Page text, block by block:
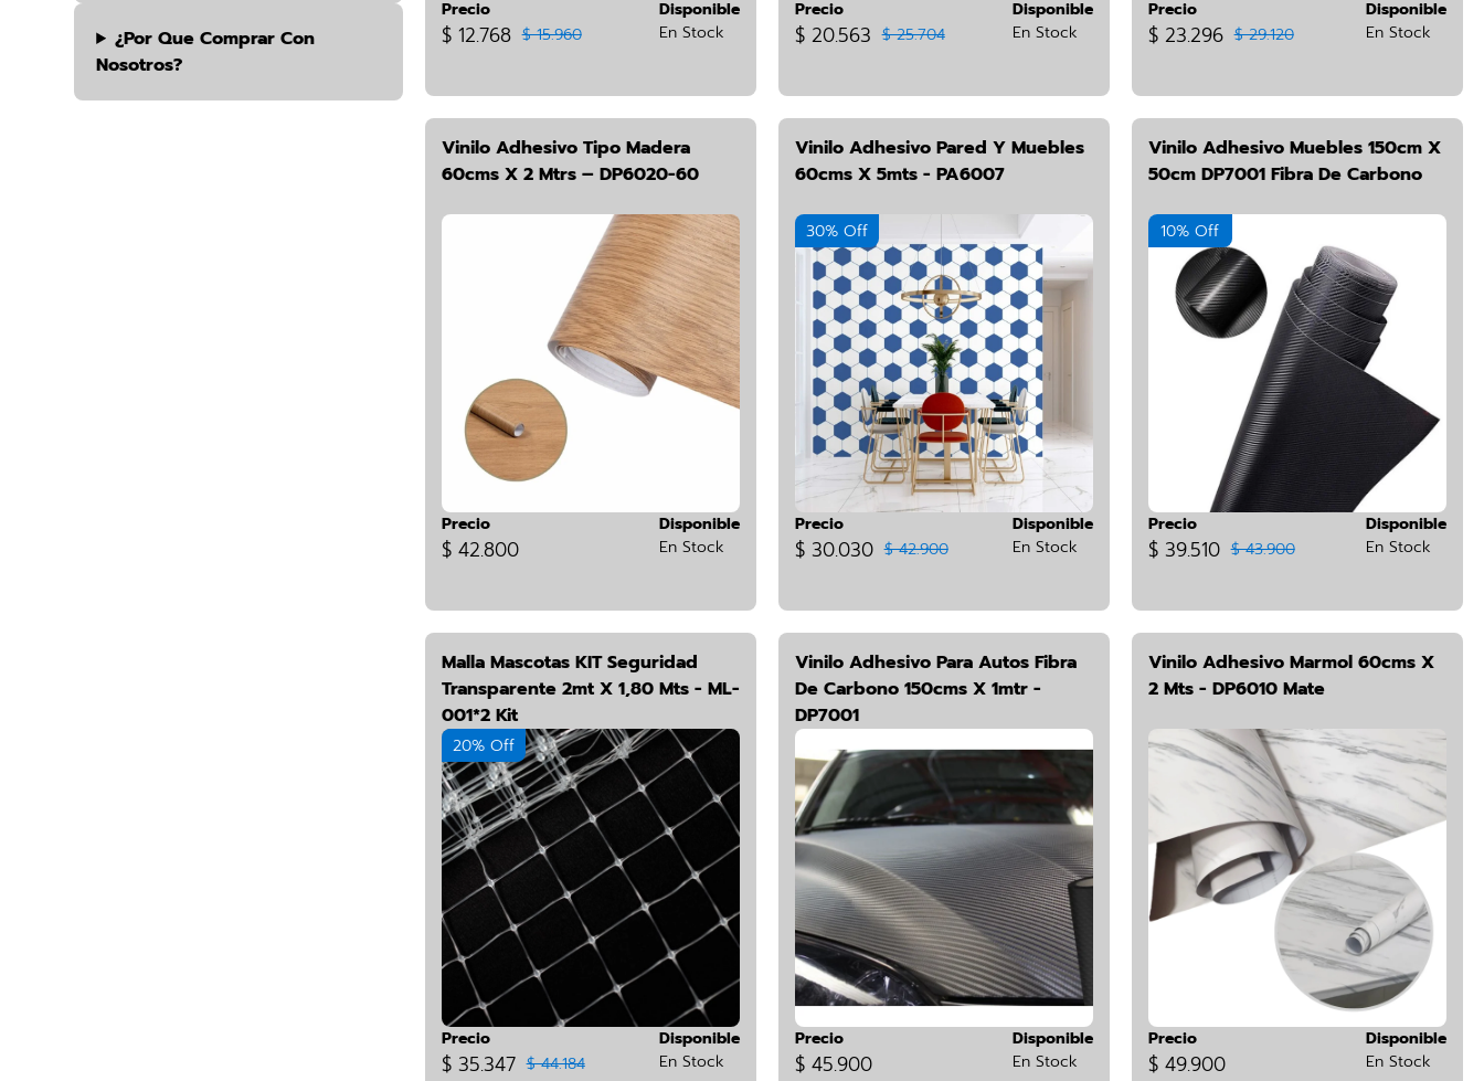
¿por Que Comprar Con
Nosotros?
Precio
$ 12.768 $ 15.960
Disponible
En Stock
Precio
$ 20.563 $ 25.704
Disponible
En Stock
Precio
$ 23.296 $ 29.120
Disponible
En Stock
Vinilo Adhesivo Tipo Madera
60cms X 2 Mtrs – DP6020-60
Precio
$ 42.800
Disponible
En Stock
Vinilo Adhesivo Pared Y Muebles
60cms X 5mts - PA6007
30% Off
Precio
$ 30.030 $ 42.900
Disponible
En Stock
Vinilo Adhesivo Muebles 150cm X
50cm DP7001 Fibra De Carbono
10% Off
Precio
$ 39.510 $ 43.900
Disponible
En Stock
Malla Mascotas KIT Seguridad
Transparente 2mt X 1,80 Mts - ML-
001*2 Kit
20% Off
Precio
$ 35.347 $ 44.184
Disponible
En Stock
Vinilo Adhesivo Para Autos Fibra
De Carbono 150cms X 1mtr -
DP7001
Precio
$ 45.900
Disponible
En Stock
Vinilo Adhesivo Marmol 60cms X
2 Mts - DP6010 Mate
Precio
$ 49.900
Disponible
En Stock